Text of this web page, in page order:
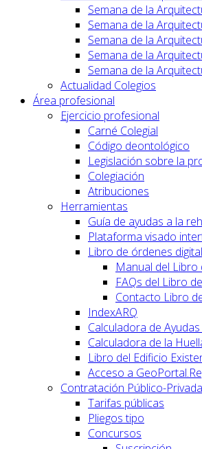
Semana de la
Semana de la
Semana de la
Semana de la
Semana de la
Actualidad Colegios
Área profesional
Ejercicio profesional
Carné Colegial
Código deontológico
Legislación sobre la
Colegiación
Atribuciones
Herramientas
Guía de ayudas a la
Plataforma visado
Libro de órdenes
Manual del Libro
FAQs del Libro
Contacto Libro
IndexARQ
Calculadora de
Calculadora de la
Libro del Edificio
Acceso a
Contratación Público-
Tarifas públicas
Pliegos tipo
Concursos